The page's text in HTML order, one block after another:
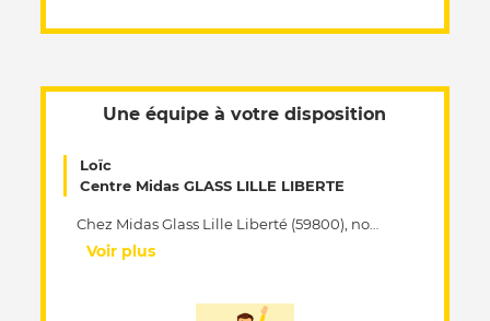
Une équipe à votre disposition
Loïc
Centre Midas GLASS LILLE LIBERTE
Voir plus